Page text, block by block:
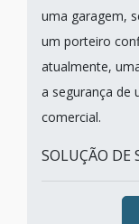
uma garagem,
um porteiro
atualmente,
a segurança de
comercial.
SOLUÇÃO DE